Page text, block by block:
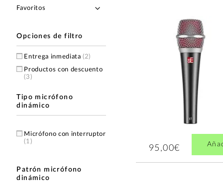
Opciones de filtro
Entrega inmediata(2)
Productos con descuento
(3)
Tipo micrófono
dinámico
Micrófono con interruptor
(1)
Patrón micrófono
dinámico
95,00€